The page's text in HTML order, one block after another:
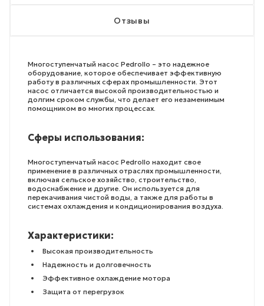
Отзывы
Многоступенчатый насос Pedrollo – это надежное
оборудование, которое обеспечивает эффективную
работу в различных сферах промышленности. Этот
насос отличается высокой производительностью и
долгим сроком службы, что делает его незаменимым
помощником во многих процессах.
Сферы использования:
Многоступенчатый насос Pedrollo находит свое
применение в различных отраслях промышленности,
включая сельское хозяйство, строительство,
водоснабжение и другие. Он используется для
перекачивания чистой воды, а также для работы в
системах охлаждения и кондиционирования воздуха.
Характеристики:
Высокая производительность
Надежность и долговечность
Эффективное охлаждение мотора
Защита от перегрузок